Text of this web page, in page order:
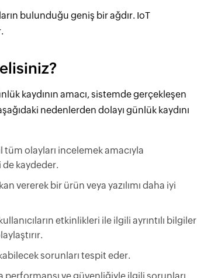
bulunduğu geniş bir ağdır. IoT
kaydının amacı, sistemde gerçekleşen
nedenlerden dolayı günlük kaydını
olayları incelemek amacıyla
de kaydeder.
vererek bir ürün veya yazılımı daha iyi
etkinlikleri ile ilgili ayrıntılı bilgiler
sorunları tespit eder.